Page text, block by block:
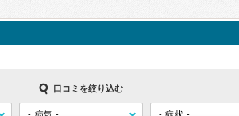
口コミを絞り込む